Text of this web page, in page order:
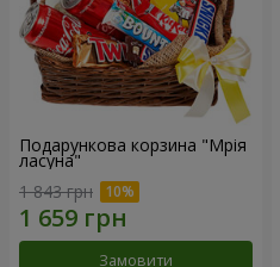
Подарункова корзина "Мрія
ласуна"
1 843 грн
Замовити